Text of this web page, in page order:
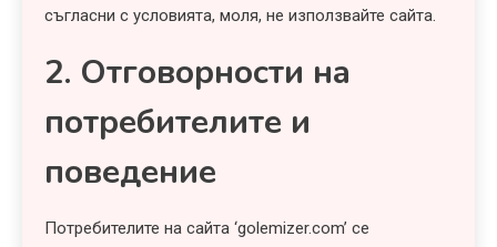
съгласни с условията, моля, не използвайте сайта.
2. Отговорности на
потребителите и
поведение
Потребителите на сайта ‘golemizer.com’ се